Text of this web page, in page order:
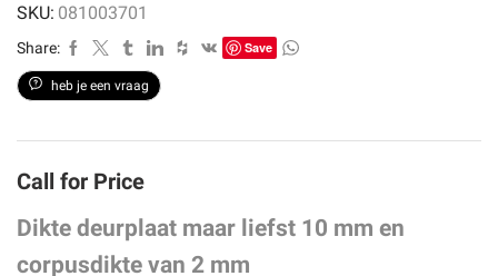
SKU: 081003701
Share: Save
heb je een vraag
Call for Price
Dikte deurplaat maar liefst 10 mm en
corpusdikte van 2 mm